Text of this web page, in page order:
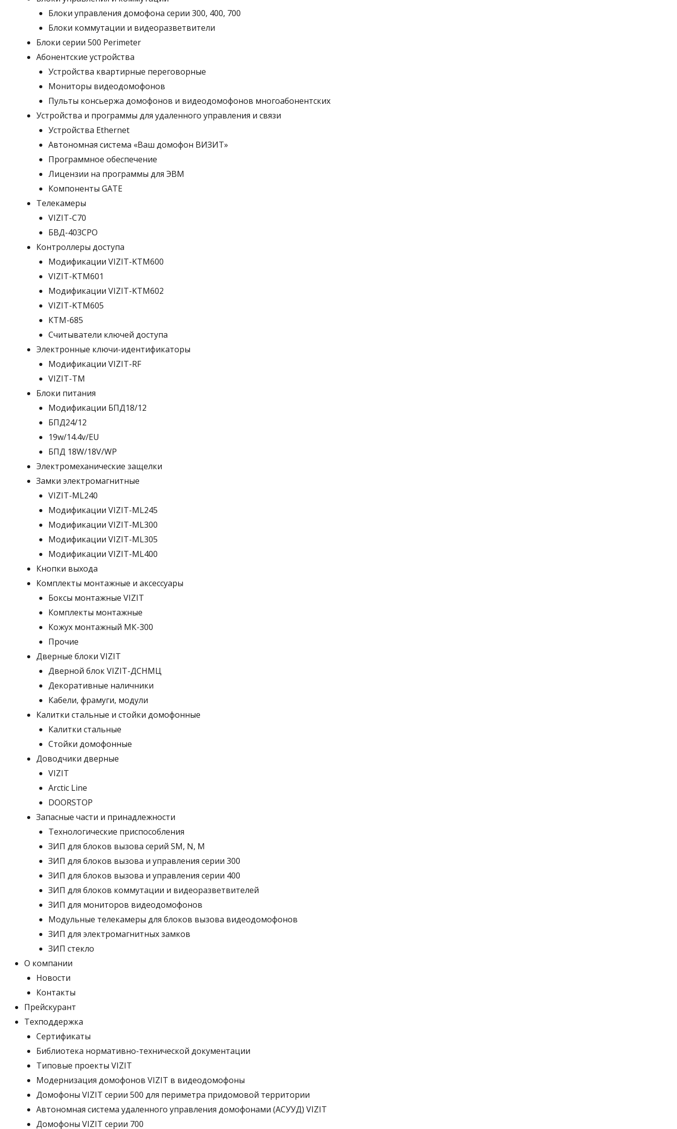
Блоки управления домофона серии 300, 400, 700
Блоки коммутации и видеоразветвители
Блоки серии 500 Perimeter
Абонентские устройства
Устройства квартирные переговорные
Мониторы видеодомофонов
Пульты консьержа домофонов и видеодомофонов многоабонентских
Устройства и программы для удаленного управления и связи
Устройства Ethernet
Автономная система «Ваш домофон ВИЗИТ»
Программное обеспечение
Лицензии на программы для ЭВМ
Компоненты GATE
Телекамеры
VIZIT-C70
БВД-403СРО
Контроллеры доступа
Модификации VIZIT-KTM600
VIZIT-KTM601
Модификации VIZIT-KTM602
VIZIT-KTM605
КТМ-685
Считыватели ключей доступа
Электронные ключи-идентификаторы
Модификации VIZIT-RF
VIZIT-TM
Блоки питания
Модификации БПД18/12
БПД24/12
19w/14.4v/EU
БПД 18W/18V/WP
Электромеханические защелки
Замки электромагнитные
VIZIT-ML240
Модификации VIZIT-ML245
Модификации VIZIT-ML300
Модификации VIZIT-ML305
Модификации VIZIT-ML400
Кнопки выхода
Комплекты монтажные и аксессуары
Боксы монтажные VIZIT
Комплекты монтажные
Кожух монтажный МК-300
Прочие
Дверные блоки VIZIT
Дверной блок VIZIT-ДСНМЦ
Декоративные наличники
Кабели, фрамуги, модули
Калитки стальные и стойки домофонные
Калитки стальные
Стойки домофонные
Доводчики дверные
VIZIT
Arctic Line
DOORSTOP
Запасные части и принадлежности
Технологические приспособления
ЗИП для блоков вызова серий SM, N, M
ЗИП для блоков вызова и управления серии 300
ЗИП для блоков вызова и управления серии 400
ЗИП для блоков коммутации и видеоразветвителей
ЗИП для мониторов видеодомофонов
Модульные телекамеры для блоков вызова видеодомофонов
ЗИП для электромагнитных замков
ЗИП стекло
О компании
Новости
Контакты
Прейскурант
Техподдержка
Сертификаты
Библиотека нормативно-технической документации
Типовые проекты VIZIT
Модернизация домофонов VIZIT в видеодомофоны
Домофоны VIZIT серии 500 для периметра придомовой территории
Автономная система удаленного управления домофонами (АСУУД) VIZIT
Домофоны VIZIT серии 700